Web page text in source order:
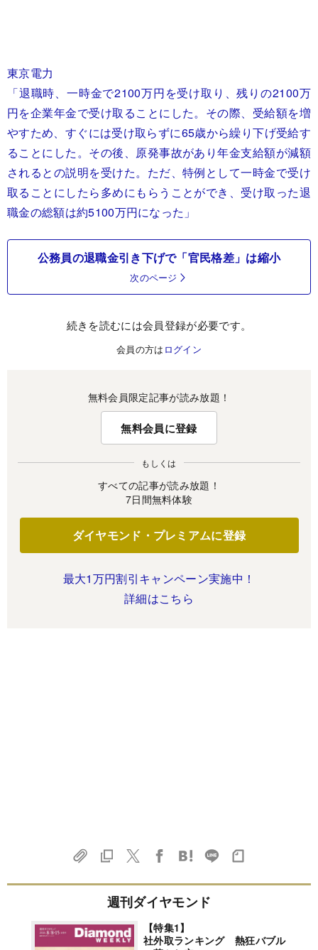
東京電力
「退職時、一時金で2100万円を受け取り、残りの2100万
円を企業年金で受け取ることにした。その際、受給額を増
やすため、すぐには受け取らずに65歳から繰り下げ受給す
ることにした。その後、原発事故があり年金支給額が減額
されるとの説明を受けた。ただ、特例として一時金で受け
取ることにしたら多めにもらうことができ、受け取った退
職金の総額は約5100万円になった」
公務員の退職金引き下げで「官民格差」は縮小
次のページ
続きを読むには会員登録が必要です。
会員の方は ログイン
無料会員限定記事が読み放題！
無料会員に登録
もしくは
すべての記事が読み放題！
7日間無料体験
ダイヤモンド・プレミアムに登録
最大1万円割引キャンペーン実施中！
詳細はこちら
週刊ダイヤモンド
【特集1】
社外取ランキング 熱狂バブル